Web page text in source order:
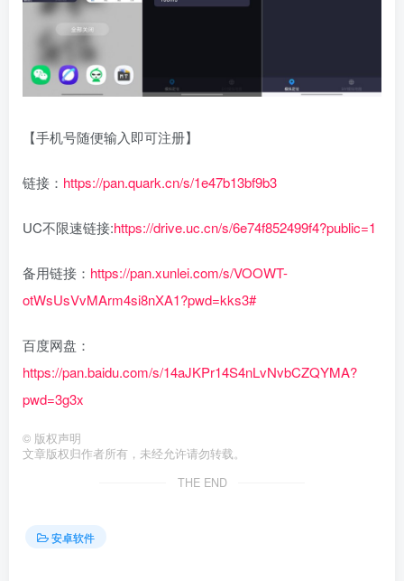
【手机号随便输入即可注册】
链接： https://pan.quark.cn/s/1e47b13bf9b3
UC不限速链接:https://drive.uc.cn/s/6e74f852499f4?public=1
备用链接： https://pan.xunlei.com/s/VOOWT-
otWsUsVvMArm4si8nXA1?pwd=kks3#
百度网盘：
https://pan.baidu.com/s/14aJKPr14S4nLvNvbCZQYMA?
pwd=3g3x
© 版权声明
文章版权归作者所有，未经允许请勿转载。
THE END
安卓软件